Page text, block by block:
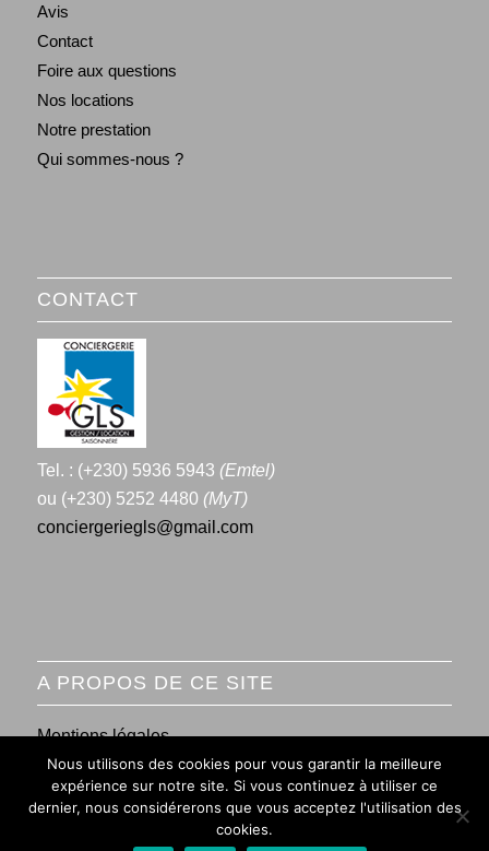
Avis
Contact
Foire aux questions
Nos locations
Notre prestation
Qui sommes-nous ?
CONTACT
Tel. : (+230) 5936 5943 (Emtel)
ou (+230) 5252 4480 (MyT)
conciergeriegls@gmail.com
A PROPOS DE CE SITE
Mentions légales
Conditions générales de vente
Nous utilisons des cookies pour vous garantir la meilleure
expérience sur notre site. Si vous continuez à utiliser ce
dernier, nous considérerons que vous acceptez l'utilisation des
cookies.